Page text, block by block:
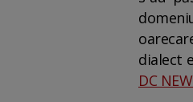
dialect
DC